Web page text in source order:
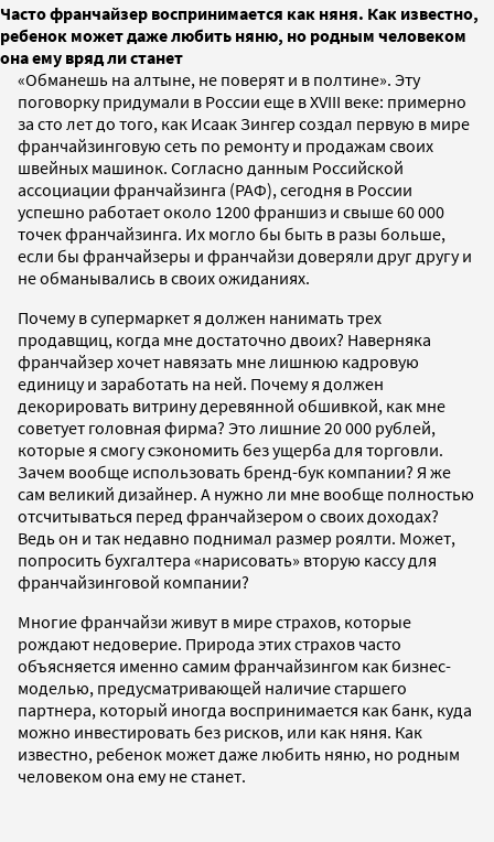
Часто франчайзер воспринимается как няня. Как известно,
ребенок может даже любить няню, но родным человеком
она ему вряд ли станет
«Обманешь на алтыне, не поверят и в полтине». Эту
поговорку придумали в России еще в XVIII веке: примерно
за сто лет до того, как Исаак Зингер создал первую в мире
франчайзинговую сеть по ремонту и продажам своих
швейных машинок. Согласно данным Российской
ассоциации франчайзинга (РАФ), сегодня в России
успешно работает около 1200 франшиз и свыше 60 000
точек франчайзинга. Их могло бы быть в разы больше,
если бы франчайзеры и франчайзи доверяли друг другу и
не обманывались в своих ожиданиях.
Почему в супермаркет я должен нанимать трех
продавщиц, когда мне достаточно двоих? Наверняка
франчайзер хочет навязать мне лишнюю кадровую
единицу и заработать на ней. Почему я должен
декорировать витрину деревянной обшивкой, как мне
советует головная фирма? Это лишние 20 000 рублей,
которые я смогу сэкономить без ущерба для торговли.
Зачем вообще использовать бренд-бук компании? Я же
сам великий дизайнер. А нужно ли мне вообще полностью
отсчитываться перед франчайзером о своих доходах?
Ведь он и так недавно поднимал размер роялти. Может,
попросить бухгалтера «нарисовать» вторую кассу для
франчайзинговой компании?
Многие франчайзи живут в мире страхов, которые
рождают недоверие. Природа этих страхов часто
объясняется именно самим франчайзингом как бизнес-
моделью, предусматривающей наличие старшего
партнера, который иногда воспринимается как банк, куда
можно инвестировать без рисков, или как няня. Как
известно, ребенок может даже любить няню, но родным
человеком она ему не станет.